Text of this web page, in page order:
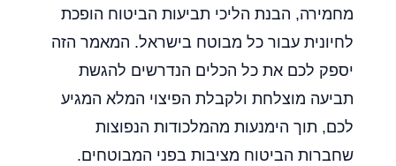
מחמירה, הבנת הליכי תביעות הביטוח הופכת
לחיונית עבור כל מבוטח בישראל. המאמר הזה
יספק לכם את כל הכלים הנדרשים להגשת
תביעה מוצלחת ולקבלת הפיצוי המלא המגיע
לכם, תוך הימנעות מהמלכודות הנפוצות
שחברות הביטוח מציבות בפני המבוטחים.